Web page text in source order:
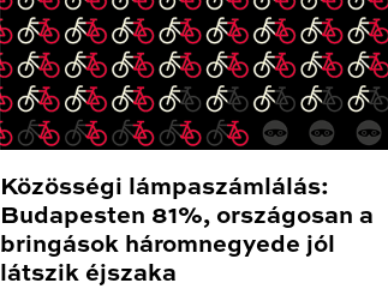
Közösségi lámpaszámlálás:
Budapesten 81%, országosan a
bringások háromnegyede jól
látszik éjszaka